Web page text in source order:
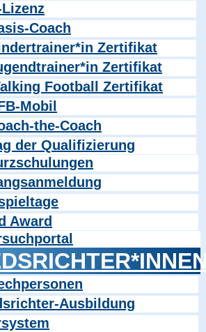
Coach
Zertifikat
Zertifikat
Football Zertifikat
Mobil
the-Coach
der Qualifizierung
Award
Ausbildung